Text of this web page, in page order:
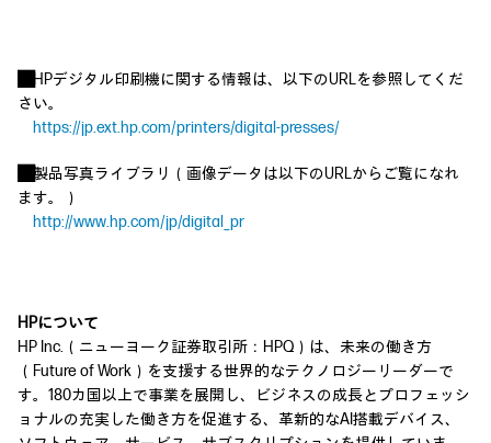
HPデジタル印刷機に関する情報は、以下のURLを参照してくだ
さい。
https://jp.ext.hp.com/printers/digital-presses/
製品写真ライブラリ（画像データは以下のURLからご覧になれ
ます。）
http://www.hp.com/jp/digital_pr
HPについて
HP Inc.（ニューヨーク証券取引所：HPQ）は、未来の働き方
（Future of Work）を支援する世界的なテクノロジーリーダーで
す。180カ国以上で事業を展開し、ビジネスの成長とプロフェッシ
ョナルの充実した働き方を促進する、革新的なAI搭載デバイス、